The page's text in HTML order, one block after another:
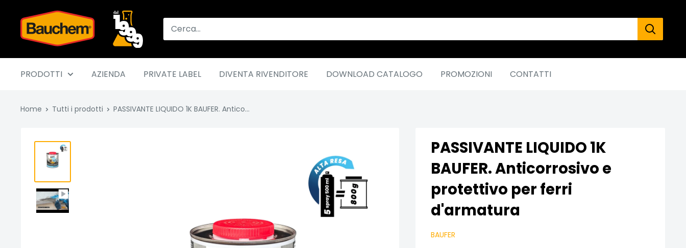
contenuto
Bauchem
PRODOTTI AZIENDA PRIVATE LABEL DIVENTA RIVENDITORE DOWNLOAD CATALOGO PROMOZIONI CONTATTI
Home Tutti i prodotti PASSIVANTE LIQUIDO 1K BAUFER. Antico...
PASSIVANTE LIQUIDO 1K
BAUFER. Anticorrosivo e
protettivo per ferri
d'armatura
BAUFER